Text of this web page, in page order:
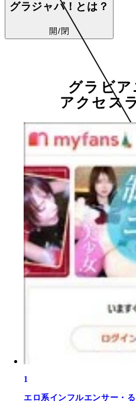
グラジャパ！とは？
開/閉
グラビア
アクセス
1
エロ系インフルエンサー・